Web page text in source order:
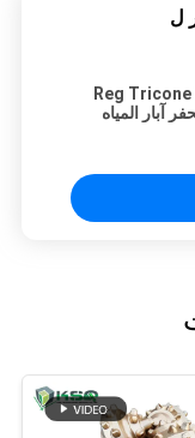
ل
5 بوصة الموضوع 2 7/8 Reg Tricone